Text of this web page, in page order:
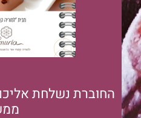
החוברת נשלחת